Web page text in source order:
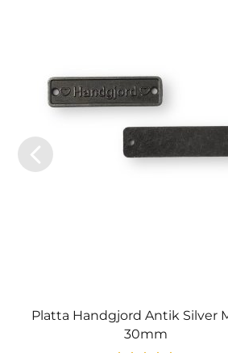
Platta Handgjord Antik Silver
30mm